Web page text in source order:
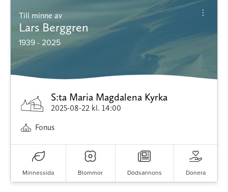
Till minne av
Lars Berggren
1939 - 2025
S:ta Maria Magdalena Kyrka
2025-08-22 kl. 14:00
Fonus
Minnessida Blommor Dödsannons Donera